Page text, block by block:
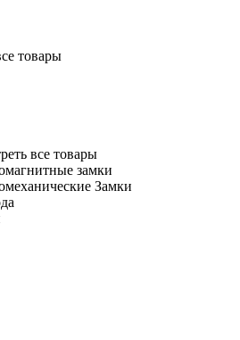
товары
все товары
замки
Замки